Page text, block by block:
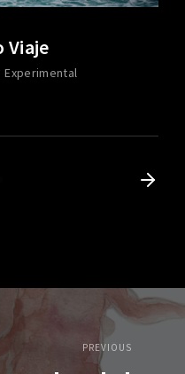
Viaje
Experimental
PREVIOUS